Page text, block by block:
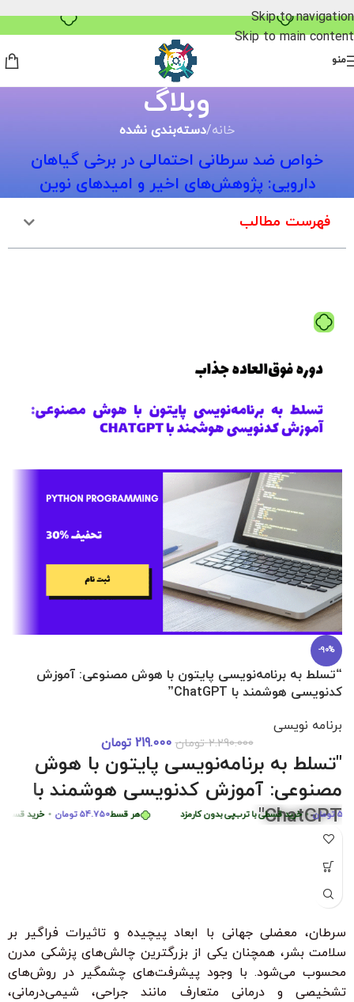
خرید قسطی با ترب‌پی
Skip to navigation
Skip to main content
منو
وبلاگ
خانه/دسته‌بندی نشده
خواص ضد سرطانی احتمالی در برخی گیاهان
دارویی: پژوهش‌های اخیر و امیدهای نوین
فهرست مطالب
هر قسط 54.750تومان • خرید قسطی با • خرید قسطی با ترب‌پی بدون کارمزد
-90%
“تسلط به برنامه‌نویسی پایتون با هوش مصنوعی: آموزش
کدنویسی هوشمند با ChatGPT”
برنامه نویسی
2.290.000 تومان 219.000 تومان
"تسلط به برنامه‌نویسی پایتون با هوش
مصنوعی: آموزش کدنویسی هوشمند با
ChatGPT"
"با شرکت در این دوره جامع و کاربردی، به راحتی مهارت‌های
برنامه‌نویسی پایتون را از سطح مبتدی تا پیشرفته با کمک هوش
آموزشی، شما را قادر می‌سازد تا به سرعت الگوریتم‌های پیچیده را
سطوح با زیرنویس فارسی حرفه‌ای و امکان دانلود و تماشای آنلاین."
ویژگی‌های کلیدی:
بدون نیاز به تجربه قبلی برنامه‌نویسی
خرید قسطی با ترب‌پی بدون کارمزد
هر قسط449.975 تومان • خرید قسطی با ترب‌پی بدون کارمزد
سرطان، معضلی جهانی با ابعاد پیچیده و تاثیرات فراگیر بر
سلامت بشر، همچنان یکی از بزرگترین چالش‌های پزشکی مدرن
محسوب می‌شود. با وجود پیشرفت‌های چشمگیر در روش‌های
تشخیصی و درمانی متعارف مانند جراحی، شیمی‌درمانی،